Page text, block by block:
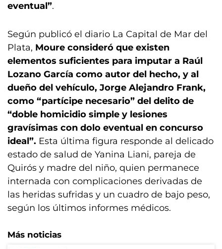
eventual”.
Según publicó el diario La Capital de Mar del
Plata, Moure consideró que existen
elementos suficientes para imputar a Raúl
Lozano García como autor del hecho, y al
dueño del vehículo, Jorge Alejandro Frank,
como “partícipe necesario” del delito de
“doble homicidio simple y lesiones
gravísimas con dolo eventual en concurso
ideal”. Esta última figura responde al delicado
estado de salud de Yanina Liani, pareja de
Quirós y madre del niño, quien permanece
internada con complicaciones derivadas de
las heridas sufridas y un cuadro de bajo peso,
según los últimos informes médicos.
Más noticias